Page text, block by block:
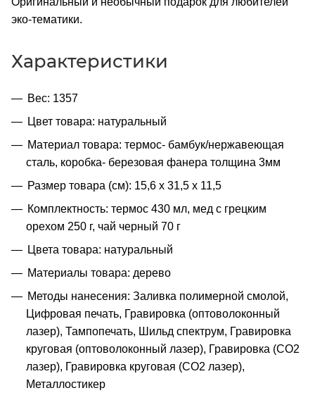
эко-тематики.
Характеристики
Вес: 1357
Цвет товара: натуральный
Материал товара: термос- бамбук/нержавеющая
сталь, коробка- березовая фанера толщина 3мм
Размер товара (см): 15,6 х 31,5 х 11,5
Комплектность: термос 430 мл, мед с грецким
орехом 250 г, чай черный 70 г
Цвета товара: натуральный
Материалы товара: дерево
Методы нанесения: Заливка полимерной смолой,
Цифровая печать, Гравировка (оптоволоконный
лазер), Тампопечать, Шильд спектрум, Гравировка
круговая (оптоволоконный лазер), Гравировка (CO2
лазер), Гравировка круговая (CO2 лазер),
Металлостикер